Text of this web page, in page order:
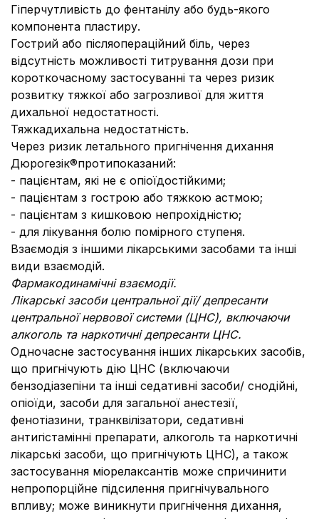
Гіперчутливість до фентанілу або будь-якого
компонента пластиру.
Гострий або післяопераційний біль, через
відсутність можливості титрування дози при
короткочасному застосуванні та через ризик
розвитку тяжкої або загрозливої для життя
дихальної недостатності.
Тяжкадихальна недостатність.
Через ризик летального пригнічення дихання
Дюрогезік®протипоказаний:
- пацієнтам, які не є опіоїдостійкими;
- пацієнтам з гострою або тяжкою астмою;
- пацієнтам з кишковою непрохідністю;
- для лікування болю помірного ступеня.
Взаємодія з іншими лікарськими засобами та інші
види взаємодій.
Фармакодинамічні взаємодії.
Лікарські засоби центральної дії/ депресанти
центральної нервової системи (ЦНС), включаючи
алкоголь та наркотичні депресанти ЦНС.
Одночасне застосування інших лікарських засобів,
що пригнічують дію ЦНС (включаючи
бензодіазепіни та інші седативні засоби/ снодійні,
опіоїди, засоби для загальної анестезії,
фенотіазини, транквілізатори, седативні
антигістамінні препарати, алкоголь та наркотичні
лікарські засоби, що пригнічують ЦНС), а також
застосування міорелаксантів може спричинити
непропорційне підсилення пригнічувального
впливу; може виникнути пригнічення дихання,